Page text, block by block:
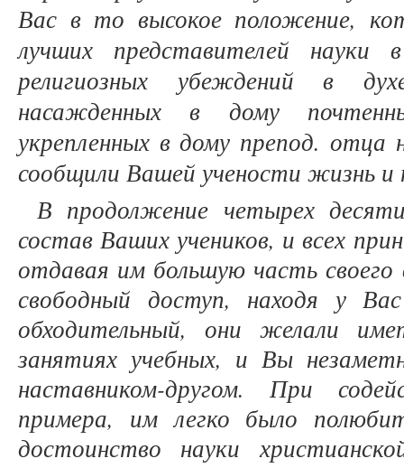
Вас в то высокое положение,
лучших представителей
религиозных убеждений в
насажденных в дому
укрепленных в дому препод. отца
сообщили Вашей учености жизнь и
В продолжение четырех
состав Ваших учеников, и всех
отдавая им большую часть
свободный доступ, находя у
обходительный, они желали
занятиях учебных, и Вы
наставником-другом. При
примера, им легко было
достоинство науки